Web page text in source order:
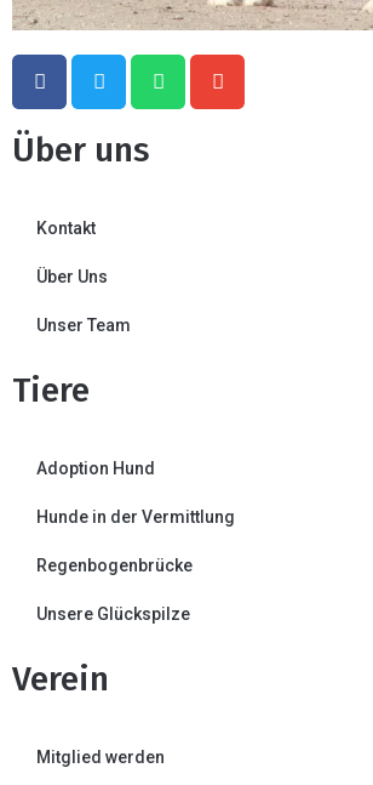
Über uns
Kontakt
Über Uns
Unser Team
Tiere
Adoption Hund
Hunde in der Vermittlung
Regenbogenbrücke
Unsere Glückspilze
Verein
Mitglied werden